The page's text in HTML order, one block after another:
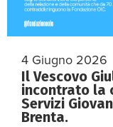
4 Giugno 2026
Il Vescovo
incontrato la
Servizi
Brenta.